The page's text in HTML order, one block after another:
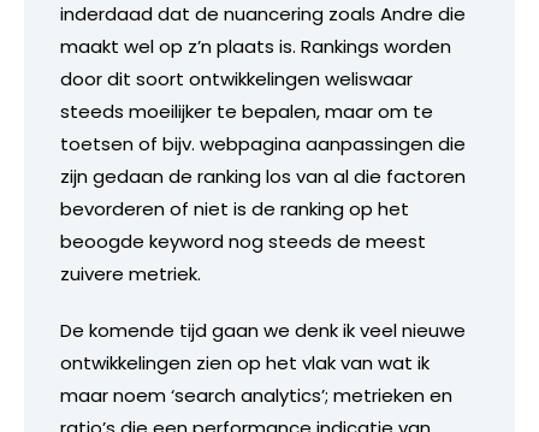
inderdaad dat de nuancering zoals Andre die
maakt wel op z’n plaats is. Rankings worden
door dit soort ontwikkelingen weliswaar
steeds moeilijker te bepalen, maar om te
toetsen of bijv. webpagina aanpassingen die
zijn gedaan de ranking los van al die factoren
bevorderen of niet is de ranking op het
beoogde keyword nog steeds de meest
zuivere metriek.
De komende tijd gaan we denk ik veel nieuwe
ontwikkelingen zien op het vlak van wat ik
maar noem ‘search analytics’; metrieken en